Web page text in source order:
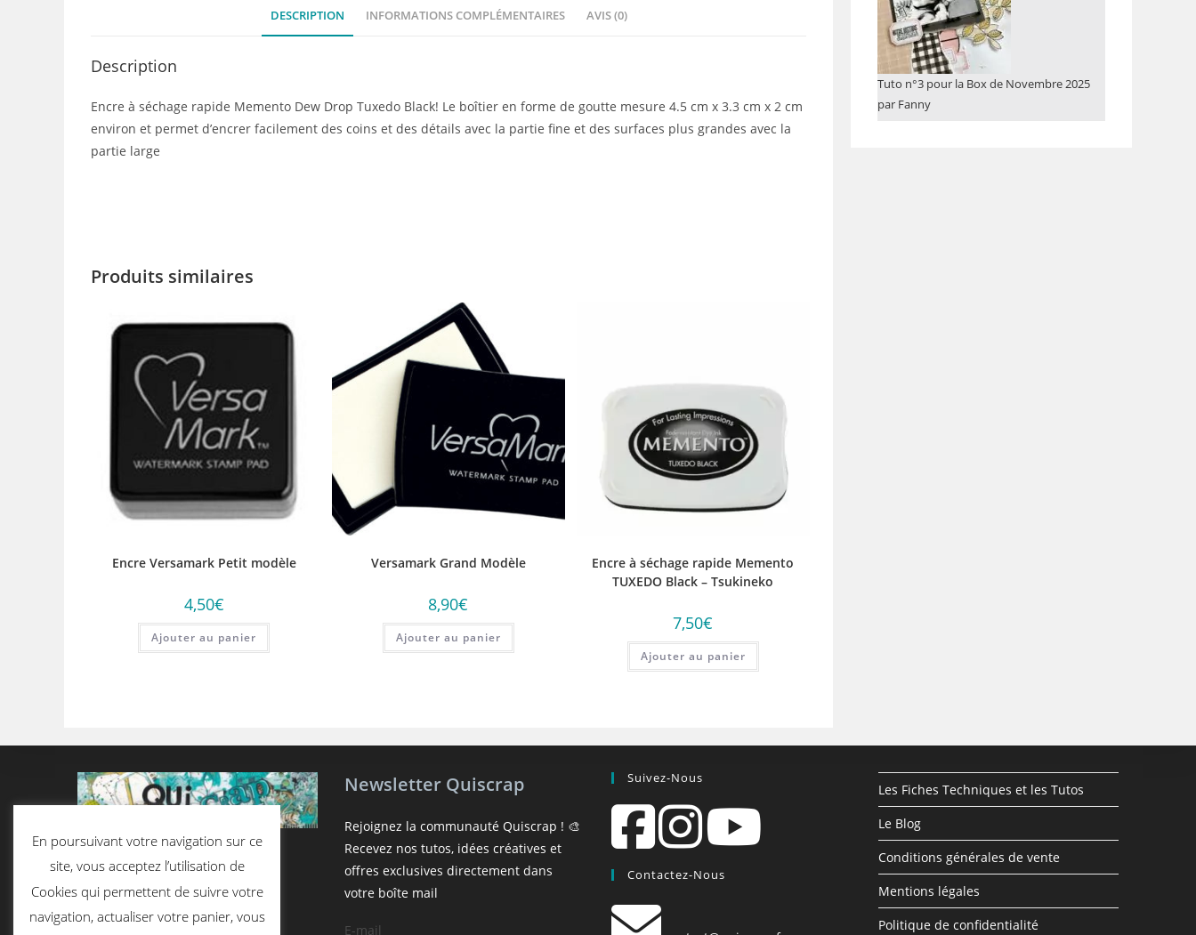
Black
DESCRIPTION INFORMATIONS COMPLÉMENTAIRES AVIS (0)
Description
Encre à séchage rapide Memento Dew Drop Tuxedo Black! Le boîtier en forme de goutte mesure 4.5 cm x 3.3 cm x 2 cm
environ et permet d’encrer facilement des coins et des détails avec la partie fine et des surfaces plus grandes avec la
partie large
Produits similaires
Encre Versamark Petit modèle
4,50€
Ajouter au panier
Versamark Grand Modèle
8,90€
Ajouter au panier
Encre à séchage rapide Memento
TUXEDO Black – Tsukineko
7,50€
Ajouter au panier
Tuto n°3 pour la Box de Novembre 2025
par Fanny
Newsletter Quiscrap
Rejoignez la communauté Quiscrap ! 🎨
Recevez nos tutos, idées créatives et
offres exclusives directement dans
votre boîte mail
E-mail
Suivez-Nous
Contactez-Nous
Les Fiches Techniques et les Tutos
Le Blog
Conditions générales de vente
Mentions légales
Politique de confidentialité
En poursuivant votre navigation sur ce
site, vous acceptez l’utilisation de
Cookies qui permettent de suivre votre
navigation, actualiser votre panier, vous